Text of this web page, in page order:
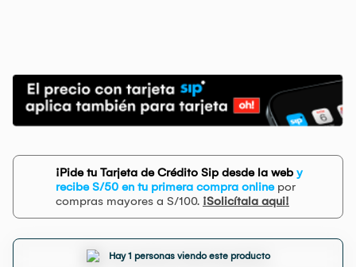
¡Pide tu Tarjeta de Crédito Sip desde la web y
recibe S/50 en tu primera compra onlinepor
compras mayores a S/100. ¡Solicítala aqui!
Hay 1 personas viendo este producto